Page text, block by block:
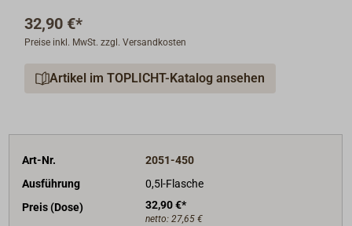
32,90 €*
Preise inkl. MwSt. zzgl. Versandkosten
Artikel im TOPLICHT-Katalog ansehen
Art-Nr.
2051-450
Ausführung
0,5l-Flasche
Preis (Dose)
32,90 €*
netto: 27,65 €